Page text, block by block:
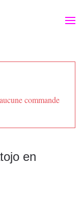
commande
en